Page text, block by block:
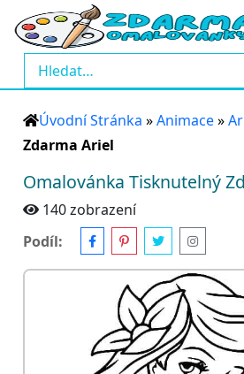
Úvodní Stránka »Animace»
Zdarma Ariel
Omalovánka Tisknutelný
140 zobrazení
Podíl: